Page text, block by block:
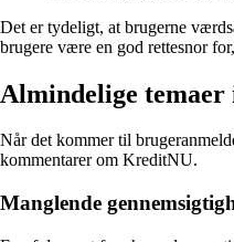
Det er tydeligt, at brugerne
brugere være en god rettesnor
Almindelige
Når det kommer til
kommentarer om KreditNU.
Manglende